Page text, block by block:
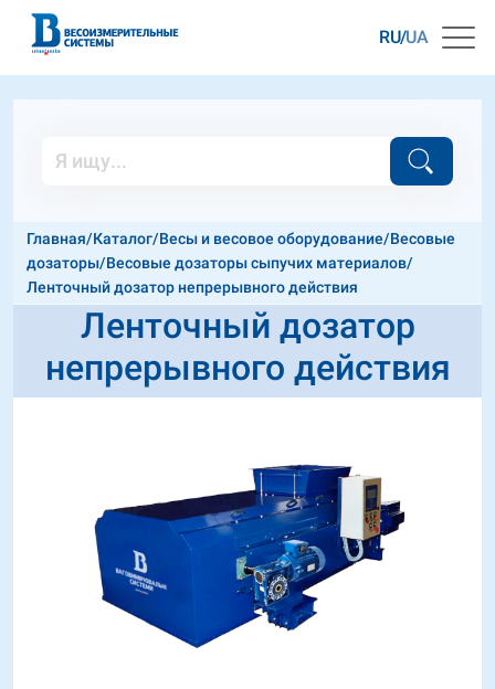
RU UA
Главная/Каталог/Весы и весовое оборудование/Весовые
дозаторы/Весовые дозаторы сыпучих материалов/
Ленточный дозатор непрерывного действия
Ленточный дозатор
непрерывного действия